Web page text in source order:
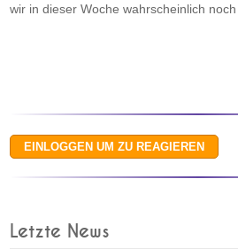
wir in dieser Woche wahrscheinlich noch
Letzte News